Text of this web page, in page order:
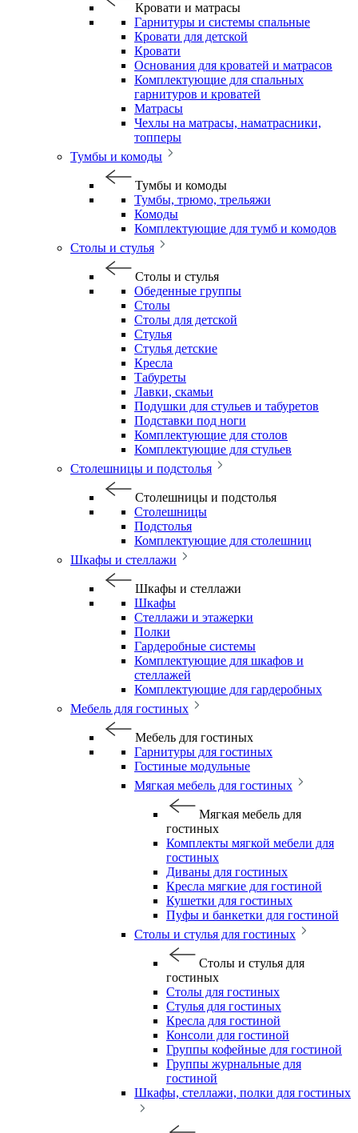
Кровати и матрасы
Гарнитуры и системы спальные
Кровати для детской
Кровати
Основания для кроватей и матрасов
Комплектующие для спальных
гарнитуров и кроватей
Матрасы
Чехлы на матрасы, наматрасники,
топперы
Тумбы и комоды
Тумбы и комоды
Тумбы, трюмо, трельяжи
Комоды
Комплектующие для тумб и комодов
Столы и стулья
Столы и стулья
Обеденные группы
Столы
Столы для детской
Стулья
Стулья детские
Кресла
Табуреты
Лавки, скамьи
Подушки для стульев и табуретов
Подставки под ноги
Комплектующие для столов
Комплектующие для стульев
Столешницы и подстолья
Столешницы и подстолья
Столешницы
Подстолья
Комплектующие для столешниц
Шкафы и стеллажи
Шкафы и стеллажи
Шкафы
Стеллажи и этажерки
Полки
Гардеробные системы
Комплектующие для шкафов и
стеллажей
Комплектующие для гардеробных
Мебель для гостиных
Мебель для гостиных
Гарнитуры для гостиных
Гостиные модульные
Мягкая мебель для гостиных
Мягкая мебель для
гостиных
Комплекты мягкой мебели для
гостиных
Диваны для гостиных
Кресла мягкие для гостиной
Кушетки для гостиных
Пуфы и банкетки для гостиной
Столы и стулья для гостиных
Столы и стулья для
гостиных
Столы для гостиных
Стулья для гостиных
Кресла для гостиной
Консоли для гостиной
Группы кофейные для гостиной
Группы журнальные для
гостиной
Шкафы, стеллажи, полки для гостиных